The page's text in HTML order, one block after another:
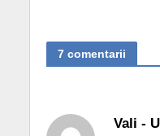
7 comentarii
Vali -